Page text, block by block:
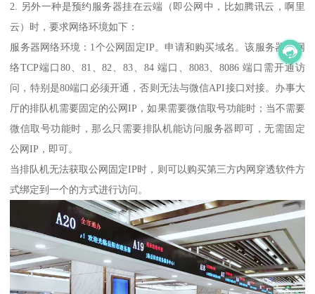
2. 另外一种是预约服务器挂在云端（即公网中，比如腾讯云，啊里
云）时，要求网络环境如下：
服务器网络环境：1个公网固定IP。申请和购买域名。该服务器的网
络TCP端口80、81、82、83、84 端口、8083、8086 端口需开通访
问，特别是80端口必须开通，否则无法与微信API接口对接。办事大
厅的排队机需要固定的公网IP，如果需要微信取号功能时；当不需要
微信取号功能时，那么只需要排队机能访问服务器即可，无需固定
公网IP，即可。
当排队机无法获取公网固定IP时，则可以购买第三方内网穿透软件方
式绑定到一个的方式进行访问。